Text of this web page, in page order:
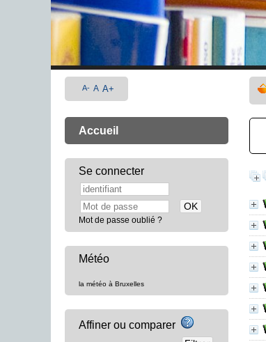
A- A A+
Accueil
Se connecter
Mot de passe oublié ?
Météo
la météo à Bruxelles
Affiner ou comparer